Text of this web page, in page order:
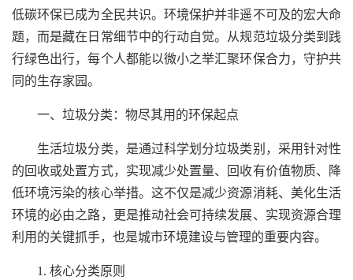
低碳环保已成为全民共识。环境保护并非遥不可及的宏大命
题，而是藏在日常细节中的行动自觉。从规范垃圾分类到践
行绿色出行，每个人都能以微小之举汇聚环保合力，守护共
同的生存家园。
一、垃圾分类：物尽其用的环保起点
生活垃圾分类，是通过科学划分垃圾类别，采用针对性
的回收或处置方式，实现减少处置量、回收有价值物质、降
低环境污染的核心举措。这不仅是减少资源消耗、美化生活
环境的必由之路，更是推动社会可持续发展、实现资源合理
利用的关键抓手，也是城市环境建设与管理的重要内容。
1. 核心分类原则